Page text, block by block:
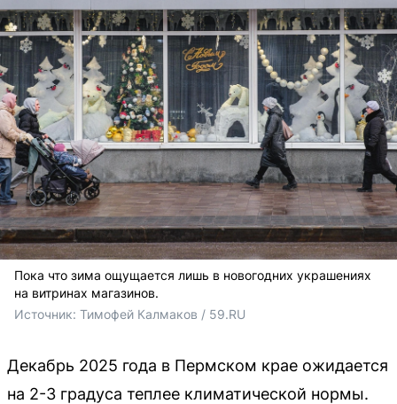
Пока что зима ощущается лишь в новогодних украшениях
на витринах магазинов.
Источник: Тимофей Калмаков / 59.RU
Декабрь 2025 года в Пермском крае ожидается
на 2-3 градуса теплее климатической нормы.